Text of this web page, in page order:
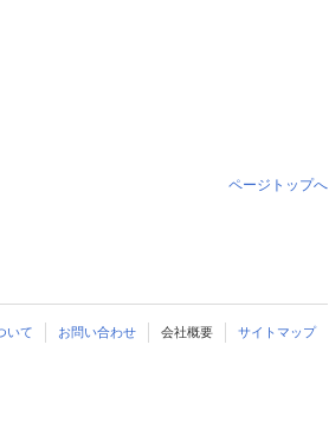
ページトップへ
いて お問い合わせ 会社概要 サイトマップ